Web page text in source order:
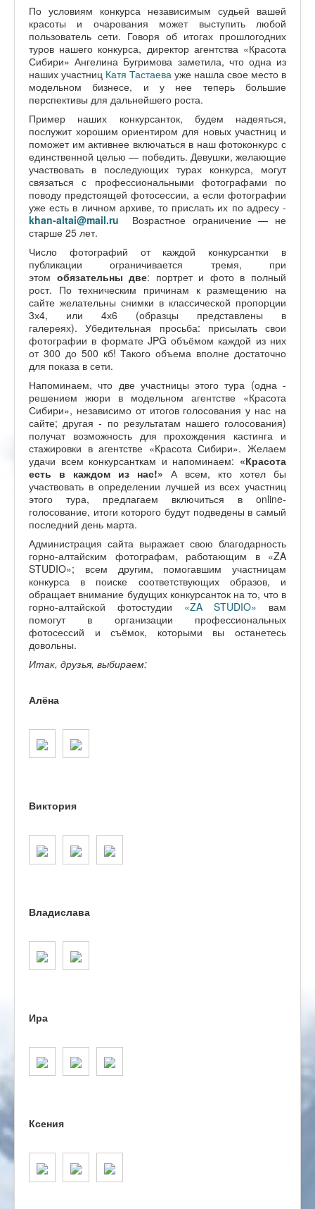
По условиям конкурса независимым судьей вашей
красоты и очарования может выступить любой
пользователь сети. Говоря об итогах прошлогодних
туров нашего конкурса, директор агентства «Красота
Сибири» Ангелина Бугримова заметила, что одна из
наших участниц Катя Тастаева уже нашла свое место в
модельном бизнесе, и у нее теперь большие
перспективы для дальнейшего роста.
Пример наших конкурсанток, будем надеяться,
послужит хорошим ориентиром для новых участниц и
поможет им активнее включаться в наш фотоконкурс с
единственной целью — победить. Девушки, желающие
участвовать в последующих турах конкурса, могут
связаться с профессиональными фотографами по
поводу предстоящей фотосессии, а если фотографии
уже есть в личном архиве, то прислать их по адресу -
khan-altai@mail.ru
Возрастное ограничение — не
старше 25 лет.
Число фотографий от каждой конкурсантки в
публикации ограничивается тремя, при
этом обязательны две: портрет и фото в полный
рост. По техническим причинам к размещению на
сайте желательны снимки в классической пропорции
3х4, или 4х6 (образцы представлены в
галереях). Убедительная просьба: присылать свои
фотографии в формате JPG объёмом каждой из них
от 300 до 500 кб! Такого объема вполне достаточно
для показа в сети.
Напоминаем, что две участницы этого тура (одна -
решением жюри в модельном агентстве «Красота
Сибири», независимо от итогов голосования у нас на
сайте; другая - по результатам нашего голосования)
получат возможность для прохождения кастинга и
стажировки в агентстве «Красота Сибири». Желаем
удачи всем конкурсанткам и напоминаем: «Красота
есть в каждом из нас!» А всем, кто хотел бы
участвовать в определении лучшей из всех участниц
этого тура, предлагаем включиться в online-
голосование, итоги которого будут подведены в самый
последний день марта.
Администрация сайта выражает свою благодарность
горно-алтайским фотографам, работающим в «ZA
STUDIO»; всем другим, помогавшим участницам
конкурса в поиске соответствующих образов, и
обращает внимание будущих конкурсанток на то, что в
горно-алтайской фотостудии «ZA STUDIO» вам
помогут в организации профессиональных
фотосессий и съёмок, которыми вы останетесь
довольны.
Итак, друзья, выбираем:
Алёна
Виктория
Владислава
Ира
Ксения